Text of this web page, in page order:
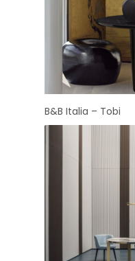
B&B Italia – Tobi